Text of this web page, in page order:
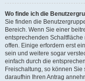
Wo finde ich die
Sie finden die
Bereich. Wenn Sie einer
entsprechenden
offen. Einige erfordern erst
sein und weitere sogar
einfach durch die
Freischaltung, so können
daraufhin Ihren Antrag